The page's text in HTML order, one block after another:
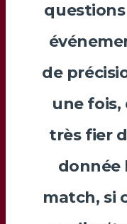
de
une fois,
très fier
donnée
match, si